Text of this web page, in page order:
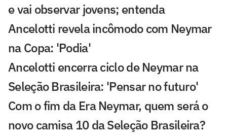
e vai observar jovens; entenda
Ancelotti revela incômodo com Neymar
na Copa: 'Podia'
Ancelotti encerra ciclo de Neymar na
Seleção Brasileira: 'Pensar no futuro'
Com o fim da Era Neymar, quem será o
novo camisa 10 da Seleção Brasileira?